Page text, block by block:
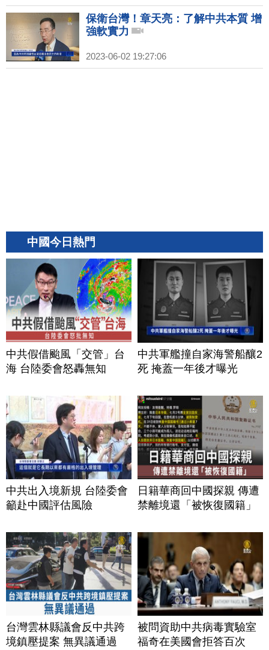
保衛台灣！章天亮：了解中共本質 增
強軟實力
2023-06-02 19:27:06
中國今日熱門
中共假借颱風「交管」台
海 台陸委會怒轟無知
中共軍艦撞自家海警船釀2
死 掩蓋一年後才曝光
中共出入境新規 台陸委會
籲赴中國評估風險
日籍華商回中國探親 傳遭
禁離境還「被恢復國籍」
台灣雲林縣議會反中共跨
境鎮壓提案 無異議通過
被問資助中共病毒實驗室
福奇在美國會拒答百次